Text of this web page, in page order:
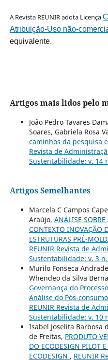
A Revista REUNIR adota Licença
Atribuição-Uso não-
equivalente.
Artigos mais lidos pelo
João Pedro Tavares
Soares, Gabriela Rosa
caminhos da pesquisa
Revista de
Sustentabilidade: v. 14
Artigos Semelhantes
Marcela C Campos
Araújo, ANÁLISE
CONTEXTO INOVAÇÃO
ESTRUTURAS PRÉ-
REUNIR Revista de
Sustentabilidade: v. 3 n.
Murilo Fonseca
Whendeo da Silva
Governança do
Análise do Pós-
REUNIR Revista de
Sustentabilidade: v. 10
Isabel Joselita Barbosa
de Freitas, PRODUTO
DO ECODESIGN PILOT
ECODESIGN , REUNIR